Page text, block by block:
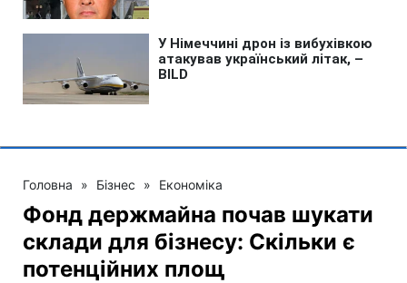
Головна » Бізнес » Економіка
Фонд держмайна почав шукати
склади для бізнесу: Скільки є
потенційних площ